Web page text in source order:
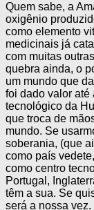
Quem sabe, a
oxigênio
como elemento
medicinais já
com muitas
quebra ainda, o
um mundo que
foi dado valor até
tecnológico da
que troca de
mundo. Se
soberania, (que
como país
como centro
Portugal,
têm a sua. Se
será a nossa